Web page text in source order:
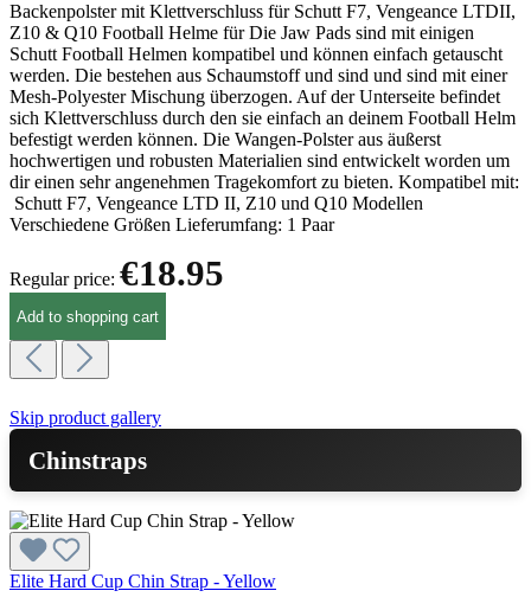
Backenpolster mit Klettverschluss für Schutt F7, Vengeance LTDII,
Z10 & Q10 Football Helme für Die Jaw Pads sind mit einigen
Schutt Football Helmen kompatibel und können einfach getauscht
werden. Die bestehen aus Schaumstoff und sind und sind mit einer
Mesh-Polyester Mischung überzogen. Auf der Unterseite befindet
sich Klettverschluss durch den sie einfach an deinem Football Helm
befestigt werden können. Die Wangen-Polster aus äußerst
hochwertigen und robusten Materialien sind entwickelt worden um
dir einen sehr angenehmen Tragekomfort zu bieten. Kompatibel mit:
Schutt F7, Vengeance LTD II, Z10 und Q10 Modellen
Verschiedene Größen Lieferumfang: 1 Paar
Regular price: €18.95
Add to shopping cart
Skip product gallery
Chinstraps
Elite Hard Cup Chin Strap - Yellow